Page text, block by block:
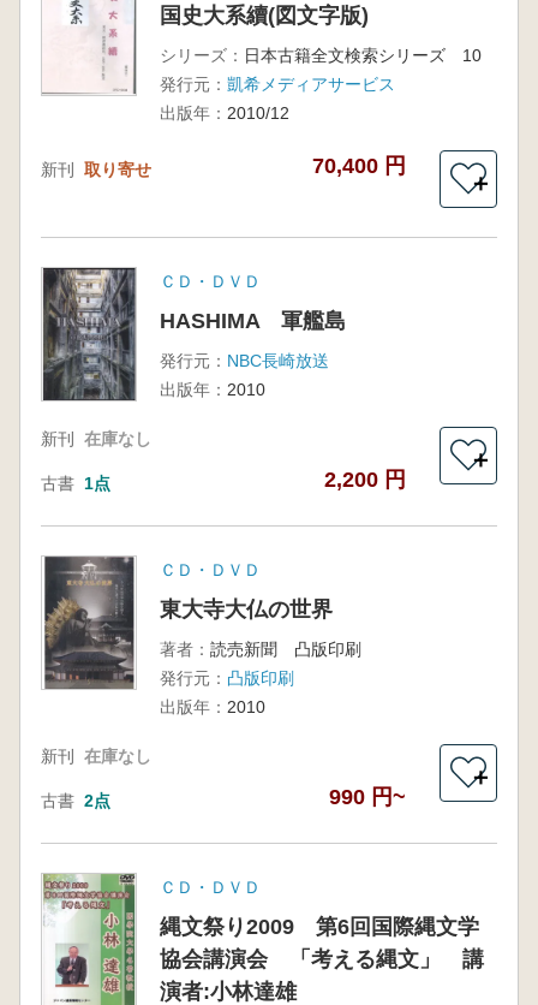
国史大系續(図文字版)
シリーズ： 日本古籍全文検索シリーズ 10
発行元： 凱希メディアサービス
出版年： 2010/12
新刊 取り寄せ 70,400 円
＋
ＣＤ・ＤＶＤ
HASHIMA 軍艦島
発行元： NBC長崎放送
出版年： 2010
新刊 在庫なし
古書 1点 2,200 円
＋
ＣＤ・ＤＶＤ
東大寺大仏の世界
著者： 読売新聞 凸版印刷
発行元： 凸版印刷
出版年： 2010
新刊 在庫なし
古書 2点 990 円~
＋
ＣＤ・ＤＶＤ
縄文祭り2009 第6回国際縄文学
協会講演会 「考える縄文」 講
演者:小林達雄